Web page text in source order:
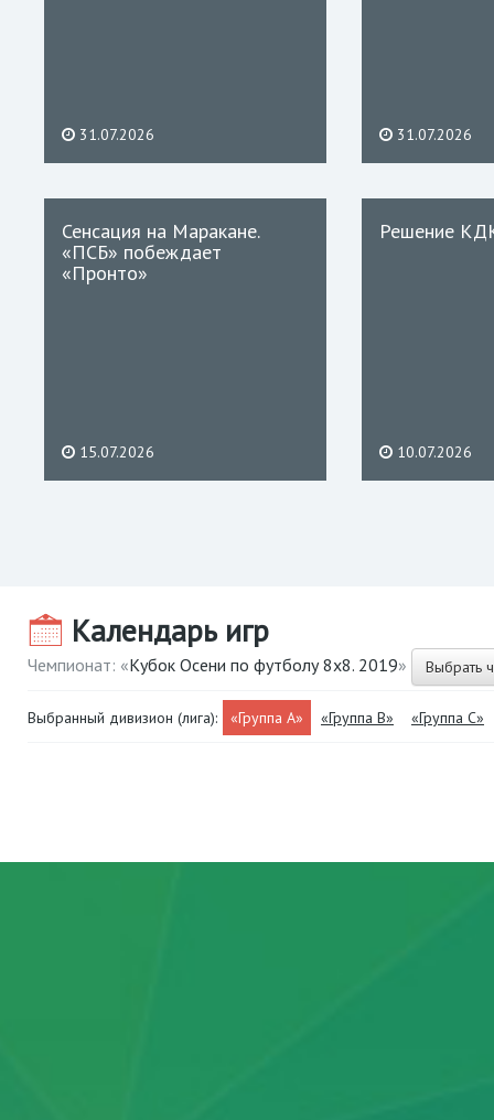
31.07.2026 31.07.2026
Сенсация на Маракане.
«ПСБ» побеждает
«Пронто»
15.07.2026
Решение
10.07.2026
Календарь игр
Чемпионат: «Кубок Осени по футболу 8х8. 2019» Выбрать
Выбранный дивизион (лига): «Группа А» «Группа В» «Группа С»